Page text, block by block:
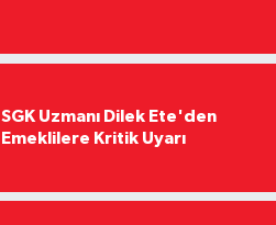
SGK Uzmanı Dilek Ete'den
Emeklilere Kritik Uyarı